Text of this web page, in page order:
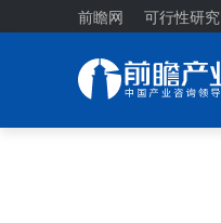
前瞻网 可行性研究